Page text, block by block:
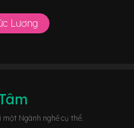
Lương
Ngành nghề cụ thể.